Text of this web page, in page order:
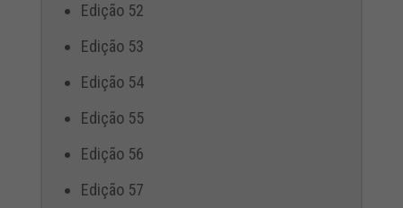
Edição 52
Edição 53
Edição 54
Edição 55
Edição 56
Edição 57